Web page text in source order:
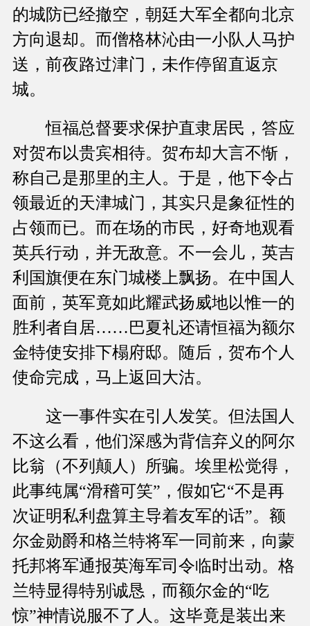
的城防已经撤空，朝廷大军全都向北京
方向退却。而僧格林沁由一小队人马护
送，前夜路过津门，未作停留直返京
城。
恒福总督要求保护直隶居民，答应
对贺布以贵宾相待。贺布却大言不惭，
称自己是那里的主人。于是，他下令占
领最近的天津城门，其实只是象征性的
占领而已。而在场的市民，好奇地观看
英兵行动，并无敌意。不一会儿，英吉
利国旗便在东门城楼上飘扬。在中国人
面前，英军竟如此耀武扬威地以惟一的
胜利者自居……巴夏礼还请恒福为额尔
金特使安排下榻府邸。随后，贺布个人
使命完成，马上返回大沽。
这一事件实在引人发笑。但法国人
不这么看，他们深感为背信弃义的阿尔
比翁（不列颠人）所骗。埃里松觉得，
此事纯属“滑稽可笑”，假如它“不是再
次证明私利盘算主导着友军的话”。额
尔金勋爵和格兰特将军一同前来，向蒙
托邦将军通报英海军司令临时出动。格
兰特显得特别诚恳，而额尔金的“吃
惊”神情说服不了人。这毕竟是装出来